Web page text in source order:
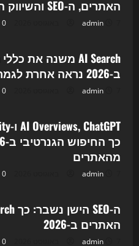
האתרים, ה-SEO והשיווק הדיגיטלי
admin
0 Uncategorized
ב-2026 נראה אחרת לגמרי
admin
0 Uncategorized
מהאתרים
admin
0 Uncategorized
האתרים ב-2026
admin
0